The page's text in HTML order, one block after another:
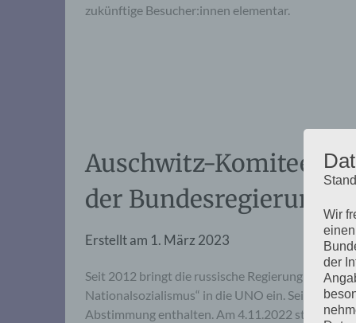
zukünftige Besucher:innen elementar.
Auschwitz-Komitee
der Bundesregierung in
Erstellt am 1. März 2023
Seit 2012 bringt die russische Regierung einen
Nationalsozialismus“ in die UNO ein. Seitdem
Abstimmung enthalten. Am 4.11.2022 stimmte
Wir
der